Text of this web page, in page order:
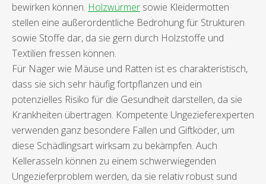
bewirken können. Holzwürmer sowie Kleidermotten
stellen eine außerordentliche Bedrohung für Strukturen
sowie Stoffe dar, da sie gern durch Holzstoffe und
Textilien fressen können.
Für Nager wie Mäuse und Ratten ist es charakteristisch,
dass sie sich sehr häufig fortpflanzen und ein
potenzielles Risiko für die Gesundheit darstellen, da sie
Krankheiten übertragen. Kompetente Ungezieferexperten
verwenden ganz besondere Fallen und Giftköder, um
diese Schädlingsart wirksam zu bekämpfen. Auch
Kellerasseln können zu einem schwerwiegenden
Ungezieferproblem werden, da sie relativ robust sund